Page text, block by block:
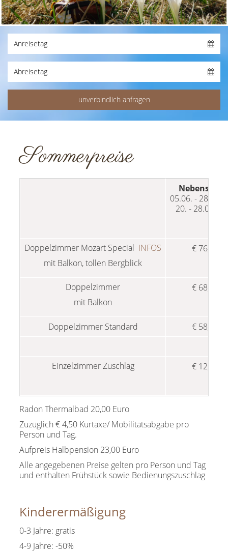
Sommerpreise
05.06. -
20. -
Doppelzimmer Mozart Special INFOS
mit Balkon, tollen Bergblick
€ 76,00
Doppelzimmer
mit Balkon
€ 68,00
Doppelzimmer Standard € 58,00
Einzelzimmer Zuschlag € 12,00
Radon Thermalbad 20,00 Euro
Zuzüglich € 4,50 Kurtaxe/ Mobilitätsabgabe pro
Person und Tag.
Aufpreis Halbpension 23,00 Euro
Alle angegebenen Preise gelten pro Person und Tag
und enthalten Frühstück sowie Bedienungszuschlag
Kinderermäßigung
0-3 Jahre: gratis
4-9 Jahre: -50%